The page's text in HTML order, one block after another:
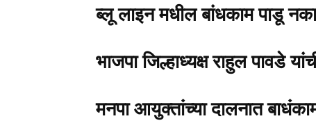
ब्लू लाइन मधील बांधकाम पाडू नका
भाजपा जिल्हाध्यक्ष राहुल पावडे
मनपा आयुक्तांच्या दालनात